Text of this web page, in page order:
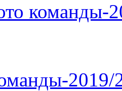
команды-
2019/